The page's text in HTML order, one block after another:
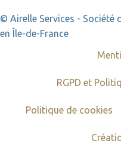
© Airelle Services - Société
en Île-de-France
RGPD et
Politique de cookies